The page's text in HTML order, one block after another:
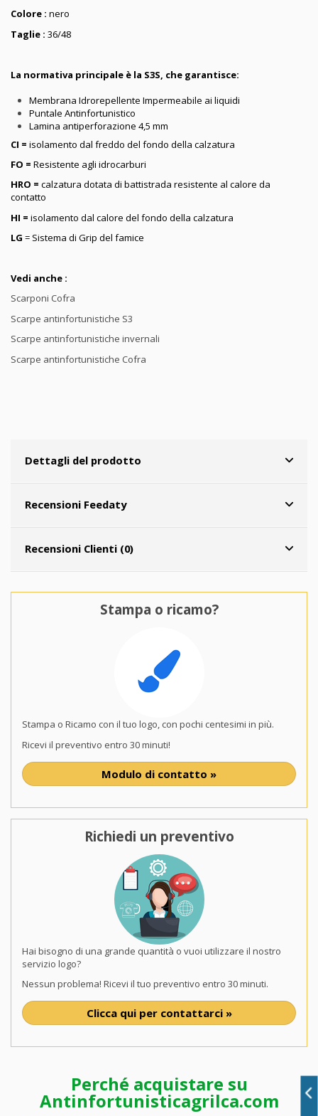
Colore : nero
Taglie : 36/48
La normativa principale è la S3S, che garantisce:
Membrana Idrorepellente Impermeabile ai liquidi
Puntale Antinfortunistico
Lamina antiperforazione 4,5 mm
CI = isolamento dal freddo del fondo della calzatura
FO = Resistente agli idrocarburi
HRO = calzatura dotata di battistrada resistente al calore da
contatto
HI = isolamento dal calore del fondo della calzatura
LG = Sistema di Grip del famice
Vedi anche :
Scarponi Cofra
Scarpe antinfortunistiche S3
Scarpe antinfortunistiche invernali
Scarpe antinfortunistiche Cofra
Dettagli del prodotto
Recensioni Feedaty
Recensioni Clienti (0)
Stampa o ricamo?
Stampa o Ricamo con il tuo logo, con pochi centesimi in più.
Ricevi il preventivo entro 30 minuti!
Modulo di contatto »
Richiedi un preventivo
Hai bisogno di una grande quantità o vuoi utilizzare il nostro
servizio logo?
Nessun problema! Ricevi il tuo preventivo entro 30 minuti.
Clicca qui per contattarci »
Perché acquistare su
Antinfortunisticagrilca.com